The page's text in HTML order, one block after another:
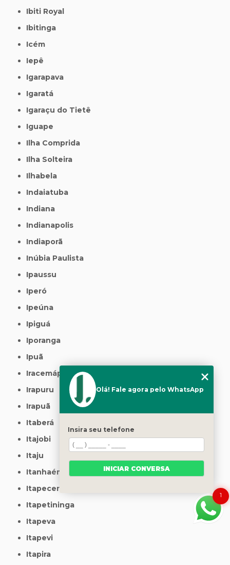
Ibiti Royal
Ibitinga
Icém
Iepê
Igarapava
Igaratá
Igaraçu do Tietê
Iguape
Ilha Comprida
Ilha Solteira
Ilhabela
Indaiatuba
Indiana
Indianapolis
Indiaporã
Inúbia Paulista
Ipaussu
Iperó
Ipeúna
Ipiguá
Iporanga
Ipuã
Iracemápolis
Irapuru
Irapuã
Itaberá
Itajobi
Itaju
Itanhaém
Itapecerica da Serra
Itapetininga
Itapeva
Itapevi
Itapira
1
Olá! Fale agora pelo WhatsApp
Insira seu telefone
INICIAR CONVERSA